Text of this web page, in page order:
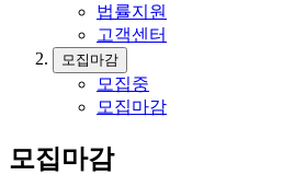
법률지원
고객센터
모집마감
모집중
모집마감
모집마감